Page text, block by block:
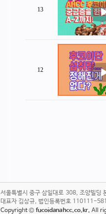
13
12
서울특별시 중구 삼일대로 308, 조양빌딩
대표자 김상규, 법인등록번호 110111-
Copyright © fucoidanahcc.co.kr. All